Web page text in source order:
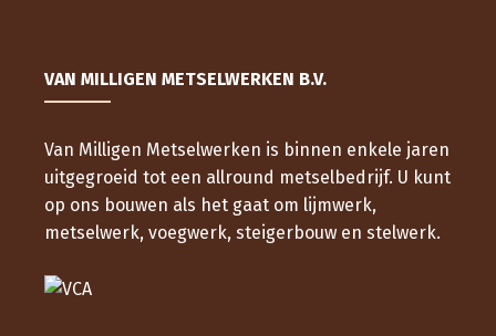
VAN MILLIGEN METSELWERKEN B.V.
Van Milligen Metselwerken is binnen enkele jaren
uitgegroeid tot een allround metselbedrijf. U kunt
op ons bouwen als het gaat om lijmwerk,
metselwerk, voegwerk, steigerbouw en stelwerk.